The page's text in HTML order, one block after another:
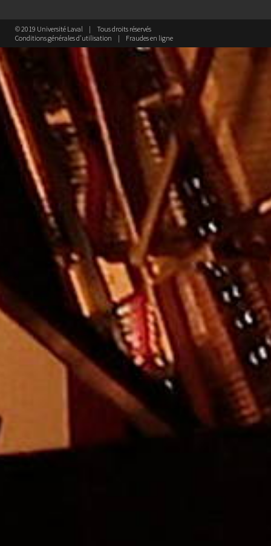
© 2019 Université Laval
Tous droits réservés
Conditions générales d'utilisation
Fraudes en ligne